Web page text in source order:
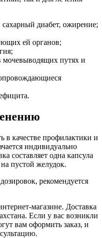
диабет, ожирение;
ей органов;
мочевыводящих путях и
в качестве профилактики и
индивидуально
составляет одна капсула
пустой желудок.
рекомендуется
магазине. Доставка
Если у вас возникли
вам оформить заказ, и